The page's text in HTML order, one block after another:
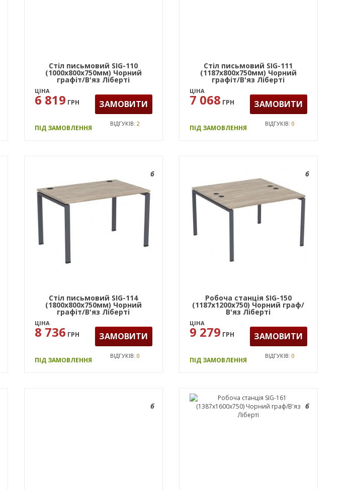
Стіл письмовий SIG-110
(1000х800х750мм) Чорний
графіт/В'яз Ліберті
Димчастий
ЦІНА
6 819 ГРН ЗАМОВИТИ
ПІД ЗАМОВЛЕННЯ
ВІДГУКІВ:2
Стіл письмовий SIG-111
(1187х800х750мм) Чорний
графіт/В'яз Ліберті
Димчастий
ЦІНА
7 068 ГРН ЗАМОВИТИ
ПІД ЗАМОВЛЕННЯ
ВІДГУКІВ:0
6
Стіл письмовий SIG-114
(1800х800х750мм) Чорний
графіт/В'яз Ліберті
Димчастий
ЦІНА
8 736 ГРН ЗАМОВИТИ
ПІД ЗАМОВЛЕННЯ
ВІДГУКІВ:0
6
Робоча станція SIG-150
(1187х1200х750) Чорний граф/
В'яз Ліберті
ЦІНА
9 279 ГРН ЗАМОВИТИ
ПІД ЗАМОВЛЕННЯ
ВІДГУКІВ:0
6 6